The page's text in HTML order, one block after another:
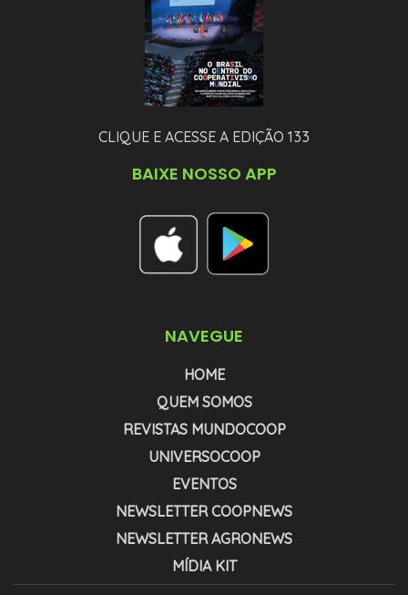
CLIQUE E ACESSE A EDIÇÃO 133
BAIXE NOSSO APP
NAVEGUE
HOME
QUEM SOMOS
REVISTAS MUNDOCOOP
UNIVERSOCOOP
EVENTOS
NEWSLETTER COOPNEWS
NEWSLETTER AGRONEWS
MÍDIA KIT